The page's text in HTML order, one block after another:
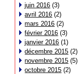
juin 2016 (3)
avril 2016 (2)
mars 2016 (2)
février 2016 (3)
janvier 2016 (1)
décembre 2015 (2)
novembre 2015 (5)
octobre 2015 (2)